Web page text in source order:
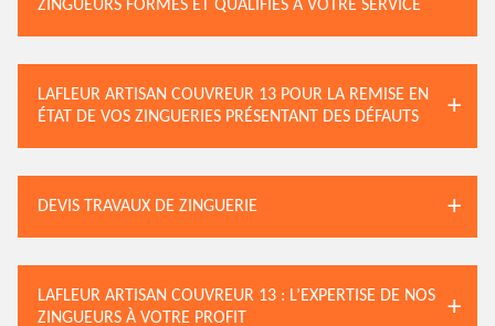
ZINGUEURS FORMÉS ET QUALIFIÉS À VOTRE SERVICE
LAFLEUR ARTISAN COUVREUR 13 POUR LA REMISE EN
ÉTAT DE VOS ZINGUERIES PRÉSENTANT DES DÉFAUTS
DEVIS TRAVAUX DE ZINGUERIE
LAFLEUR ARTISAN COUVREUR 13 : L’EXPERTISE DE NOS
ZINGUEURS À VOTRE PROFIT